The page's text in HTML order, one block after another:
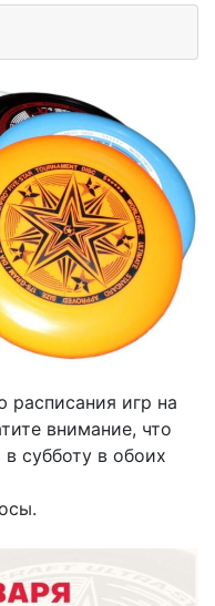
игр на
внимание, что
субботу в обоих